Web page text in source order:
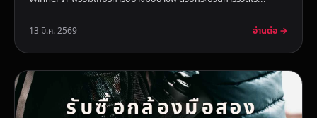
13 มี.ค. 2569 อ่านต่อ →